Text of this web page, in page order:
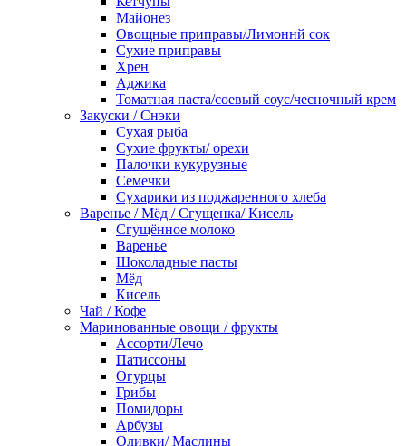
Майонез
Овощные приправы/Лимоннй сок
Сухие приправы
Хрен
Аджика
Томатная паста/соевый соус/чесночный крем
Закуски / Снэки
Сухая рыба
Сухие фрукты/ орехи
Палочки кукурузные
Семечки
Сухарики из поджаренного хлеба
Варенье / Мёд / Сгущенка/ Кисель
Сгущённое молоко
Варенье
Шоколадные пасты
Мёд
Кисель
Чай / Кофе
Маринованные овощи / фрукты
Ассорти/Лечо
Патиссоны
Огурцы
Грибы
Помидоры
Арбузы
Оливки/ Маслины